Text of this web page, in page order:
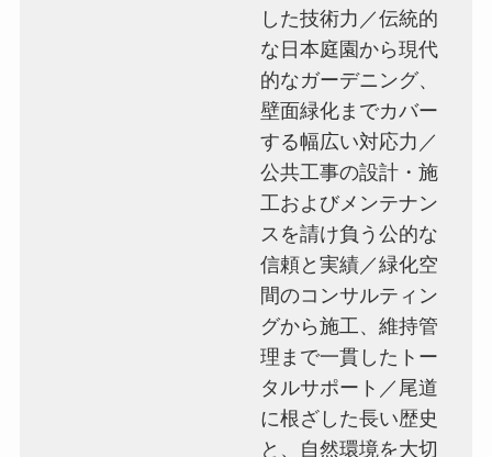
した技術力／伝統的
な日本庭園から現代
的なガーデニング、
壁面緑化までカバー
する幅広い対応力／
公共工事の設計・施
工およびメンテナン
スを請け負う公的な
信頼と実績／緑化空
間のコンサルティン
グから施工、維持管
理まで一貫したトー
タルサポート／尾道
に根ざした長い歴史
と、自然環境を大切